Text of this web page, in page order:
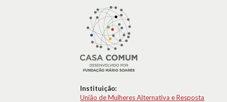
Instituição:
União de Mulheres Alternativa e Resposta